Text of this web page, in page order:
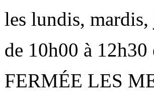
les lundis,
de 10h00 à
FERMÉE LES